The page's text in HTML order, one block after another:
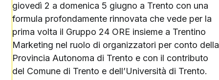
giovedì 2 a domenica 5 giugno a Trento con una
formula profondamente rinnovata che vede per la
prima volta il Gruppo 24 ORE insieme a Trentino
Marketing nel ruolo di organizzatori per conto della
Provincia Autonoma di Trento e con il contributo
del Comune di Trento e dell’Università di Trento.